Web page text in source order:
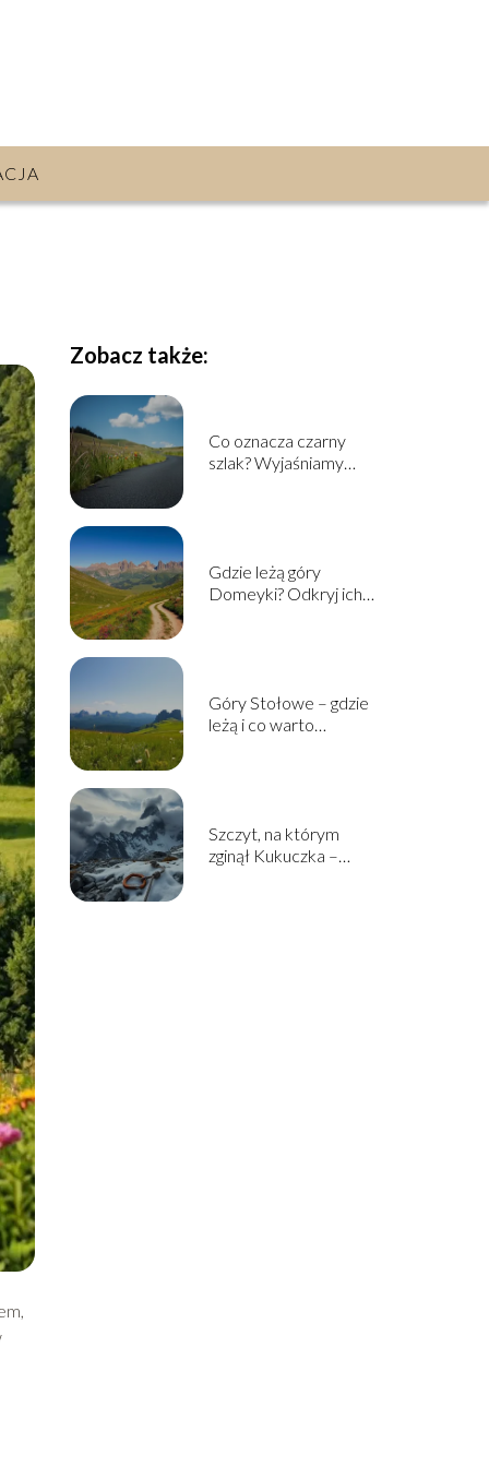
Zobacz także:
Co oznacza czarny
szlak? Wyjaśniamy
Gdzie leżą góry
Domeyki? Odkryj ich
Góry Stołowe – gdzie
leżą i co warto
Szczyt, na którym
zginął Kukuczka –